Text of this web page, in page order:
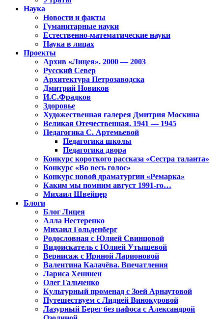
Наука
Новости и факты
Гуманитарные науки
Естественно-математические науки
Наука в лицах
Проекты
Архив «Лицея». 2000 — 2003
Русский Север
Архитектура Петрозаводска
Дмитрий Новиков
И.С.Фрадков
Здоровье
Художественная галерея Дмитрия Москина
Великая Отечественная. 1941 — 1945
Педагогика С. Артемьевой
Педагогика школы
Педагогика двора
Конкурс короткого рассказа «Сестра таланта»
Конкурс «Во весь голос»
Конкурс новой драматургии «Ремарка»
Каким мы помним август 1991-го…
Михаил Швейцер
Блоги
Блог Лицея
Алла Нестеренко
Михаил Гольденберг
Родословная с Юлией Свинцовой
Видоискатель с Юлией Утышевой
Вернисаж с Ириной Ларионовой
Валентина Калачёва. Впечатления
Лариса Хенинен
Олег Гальченко
Культурный променад с Зоей Арнаутовой
Путешествуем с Лидией Винокуровой
Лазурный Берег без пафоса с Александрой